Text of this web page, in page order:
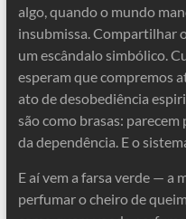
algo, quando o mundo
insubmissa. Compartilhar
um escândalo simbólico.
esperam que compremos
ato de desobediência
são como brasas:
da dependência. E o
E aí vem a farsa verde — a
perfumar o cheiro de